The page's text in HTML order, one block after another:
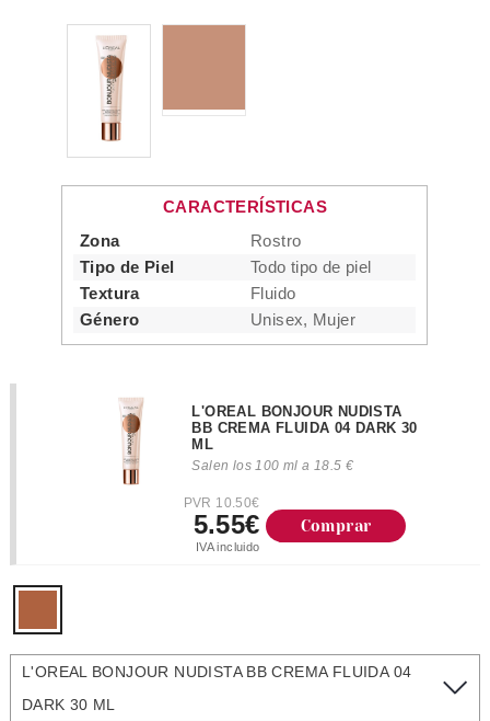
CARACTERÍSTICAS
Zona
Rostro
Tipo de Piel
Todo tipo de piel
Textura
Fluido
Género
Unisex, Mujer
L'OREAL BONJOUR NUDISTA
BB CREMA FLUIDA 04 DARK 30
ML
Salen los 100 ml a 18.5 €
PVR 10.50€
5.55€
IVA incluido
Comprar
L'OREAL BONJOUR NUDISTA BB CREMA FLUIDA 04
DARK 30 ML